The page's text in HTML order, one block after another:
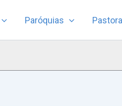
Paróquias